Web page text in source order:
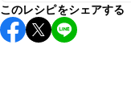
保存期間は冷蔵で翌
し上がりください。
このレシピをシェアする